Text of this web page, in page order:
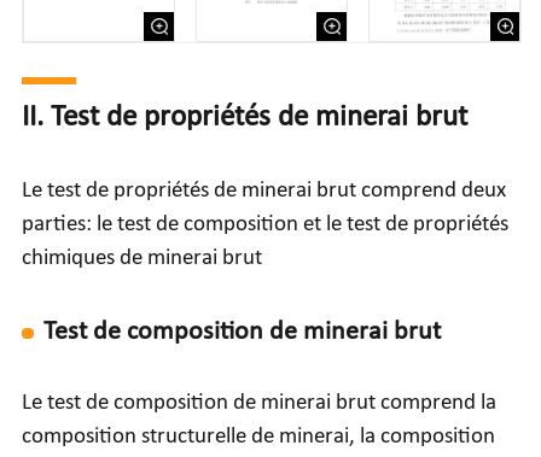
II. Test de propriétés de minerai brut
Le test de propriétés de minerai brut comprend deux
parties: le test de composition et le test de propriétés
chimiques de minerai brut
Test de composition de minerai brut
Le test de composition de minerai brut comprend la
composition structurelle de minerai, la composition